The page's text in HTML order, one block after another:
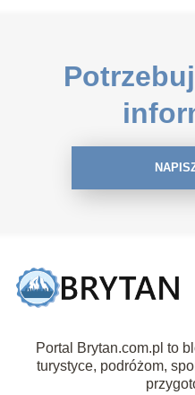
Portal Brytan.com.pl to
turystyce, podróżom,